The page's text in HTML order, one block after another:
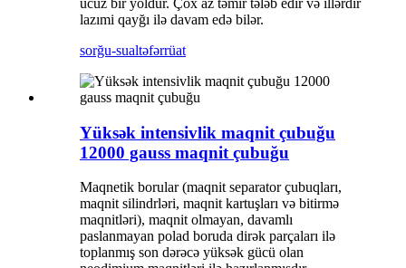
ucuz bir yoldur. Çox az təmir tələb edir və illərdir
lazımi qayğı ilə davam edə bilər.
sorğu-sualtəfərrüat
Yüksək intensivlik maqnit çubuğu
12000 gauss maqnit çubuğu
Maqnetik borular (maqnit separator çubuqları,
maqnit silindrləri, maqnit kartuşları və bitirmə
maqnitləri), maqnit olmayan, davamlı
paslanmayan polad boruda dirək parçaları ilə
toplanmış son dərəcə yüksək gücü olan